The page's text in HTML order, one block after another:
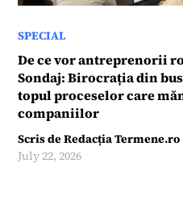
SPECIAL
De ce vor antreprenorii
Sondaj: Birocrația din
topul proceselor care
companiilor
Scris deRedacția Termene.ro
July 22, 2026